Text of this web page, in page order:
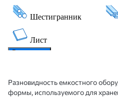
Разновидность емкостного
формы, используемого для